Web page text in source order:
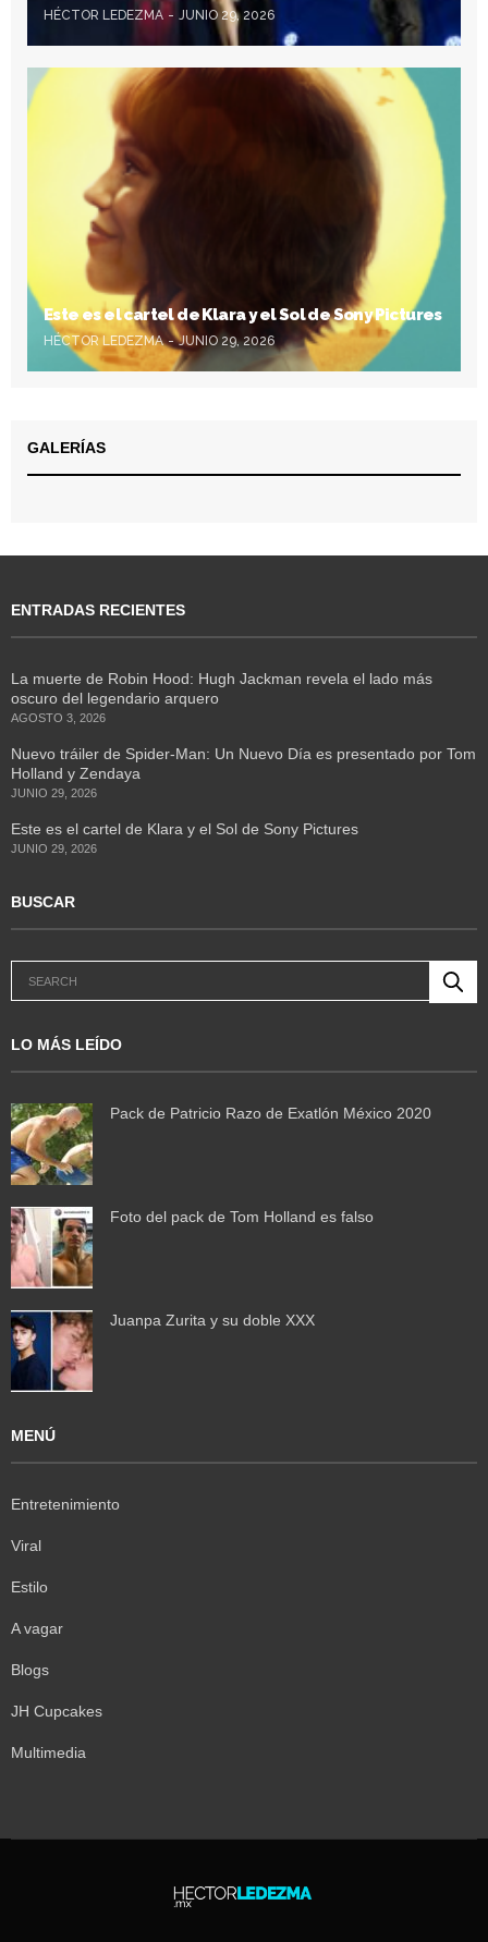
HÉCTOR LEDEZMA JUNIO 29, 2026
Este es el cartel de Klara y el Sol de Sony Pictures
HÉCTOR LEDEZMA JUNIO 29, 2026
GALERÍAS
ENTRADAS RECIENTES
La muerte de Robin Hood: Hugh Jackman revela el lado más
oscuro del legendario arquero
AGOSTO 3, 2026
Nuevo tráiler de Spider-Man: Un Nuevo Día es presentado por Tom
Holland y Zendaya
JUNIO 29, 2026
Este es el cartel de Klara y el Sol de Sony Pictures
JUNIO 29, 2026
BUSCAR
LO MÁS LEÍDO
Pack de Patricio Razo de Exatlón México 2020
Foto del pack de Tom Holland es falso
Juanpa Zurita y su doble XXX
MENÚ
Entretenimiento
Viral
Estilo
A vagar
Blogs
JH Cupcakes
Multimedia